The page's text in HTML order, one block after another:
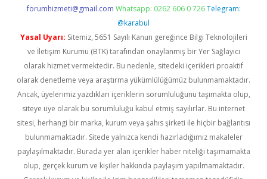
forumhizmeti@gmail.com Whatsapp: 0262 606 0 726 Telegram:
@karabul
Yasal Uyarı: Sitemiz, 5651 Sayılı Kanun gereğince Bilgi Teknolojileri
ve İletişim Kurumu (BTK) tarafından onaylanmış bir Yer Sağlayıcı
olarak hizmet vermektedir. Bu nedenle, sitedeki içerikleri proaktif
olarak denetleme veya araştırma yükümlülüğümüz bulunmamaktadır.
Ancak, üyelerimiz yazdıkları içeriklerin sorumluluğunu taşımakta olup,
siteye üye olarak bu sorumluluğu kabul etmiş sayılırlar. Bu internet
sitesi, herhangi bir marka, kurum veya şahıs şirketi ile hiçbir bağlantısı
bulunmamaktadır. Sitede yalnızca kendi hazırladığımız makaleler
paylaşılmaktadır. Burada yer alan içerikler haber niteliği taşımamakta
olup, gerçek kurum ve kişiler hakkında paylaşım yapılmamaktadır.